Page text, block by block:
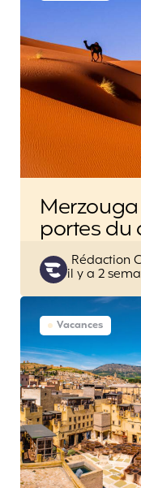
portes du
Posted
by
Rédaction
il y a 2
Vacances